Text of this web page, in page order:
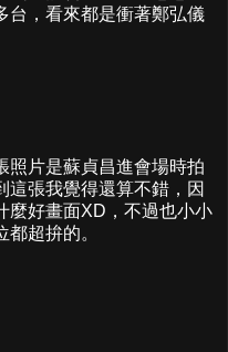
台，看來都是衝著鄭弘儀
照片是蘇貞昌進會場時拍
這張我覺得還算不錯，因
麼好畫面XD，不過也小小
超拚的。